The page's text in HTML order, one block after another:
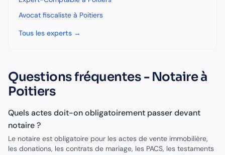
Avocat fiscaliste à Poitiers
Tous les experts →
Questions fréquentes -Notaireà
Poitiers
Quels actes doit-on obligatoirement passer devant
notaire ?
Le notaire est obligatoire pour les actes de vente immobilière,
les donations, les contrats de mariage, les PACS, les testaments